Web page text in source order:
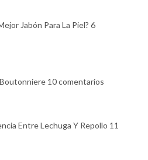
Jabón Para La Piel? 6
10 comentarios
Entre Lechuga Y Repollo 11